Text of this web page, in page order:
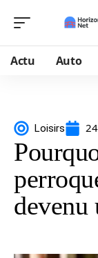
Actu Auto
Loisirs
devenu